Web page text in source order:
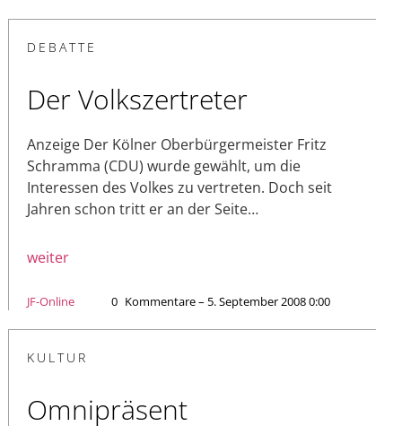
DEBATTE
Der Volkszertreter
Anzeige Der Kölner Oberbürgermeister Fritz
Schramma (CDU) wurde gewählt, um die
Interessen des Volkes zu vertreten. Doch seit
Jahren schon tritt er an der Seite…
weiter
JF-Online 0 Kommentare – 5. September 2008 0:00
KULTUR
Omnipräsent